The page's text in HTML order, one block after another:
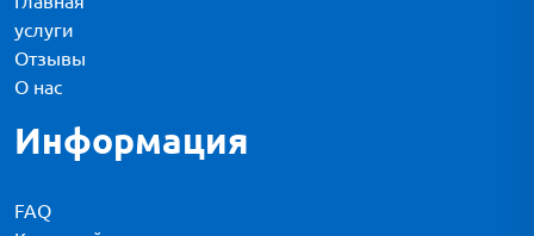
услуги
Отзывы
О нас
Информация
FAQ